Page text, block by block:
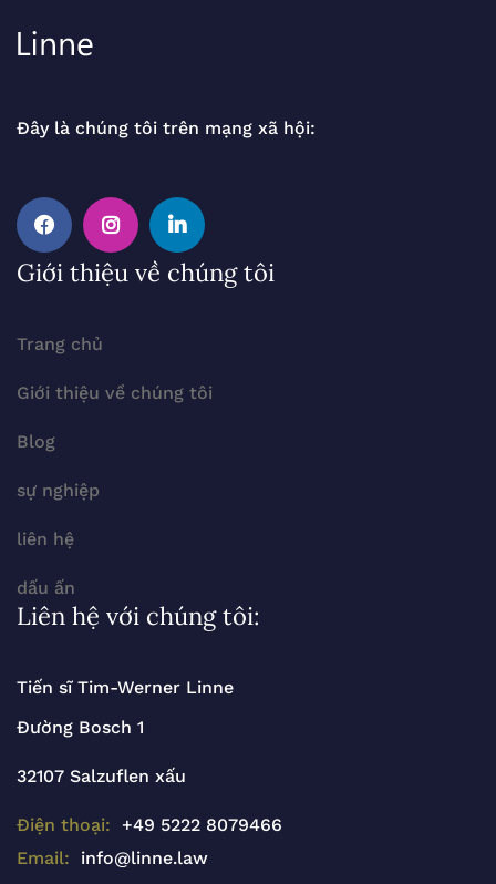
Đây là chúng tôi trên mạng xã hội:
Giới thiệu về chúng tôi
Trang chủ
Giới thiệu về chúng tôi
Blog
sự nghiệp
liên hệ
dấu ấn
Liên hệ với chúng tôi:
Tiến sĩ Tim-Werner Linne
Đường Bosch 1
32107 Salzuflen xấu
Điện thoại:
+49 5222 8079466
Email:
info@linne.law